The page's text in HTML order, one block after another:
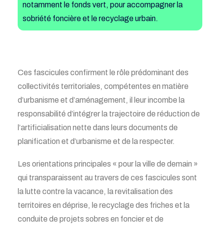
notamment le fonds vert, pour accompagner la
sobriété foncière et le recyclage urbain.
Ces fascicules confirment le rôle prédominant des
collectivités territoriales, compétentes en matière
d’urbanisme et d’aménagement, il leur incombe la
responsabilité d’intégrer la trajectoire de réduction de
l’artificialisation nette dans leurs documents de
planification et d’urbanisme et de la respecter.
Les orientations principales « pour la ville de demain »
qui transparaissent au travers de ces fascicules sont
la lutte contre la vacance, la revitalisation des
territoires en déprise, le recyclage des friches et la
conduite de projets sobres en foncier et de